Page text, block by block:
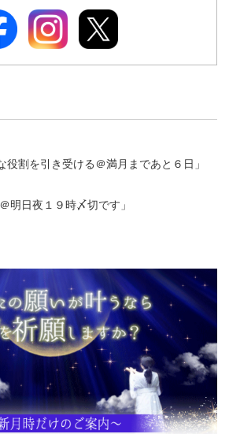
役割を引き受ける＠満月まであと６日 」
明日夜１９時〆切です 」